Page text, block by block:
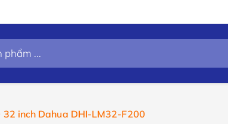
32 inch Dahua DHI-LM32-F200